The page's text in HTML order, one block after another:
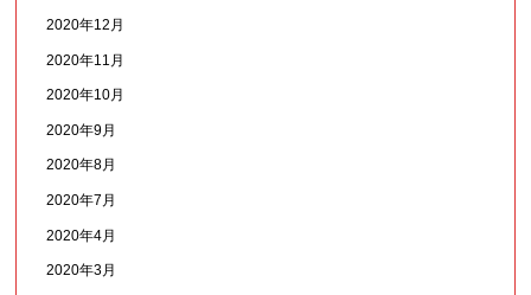
2020年12月
2020年11月
2020年10月
2020年9月
2020年8月
2020年7月
2020年4月
2020年3月